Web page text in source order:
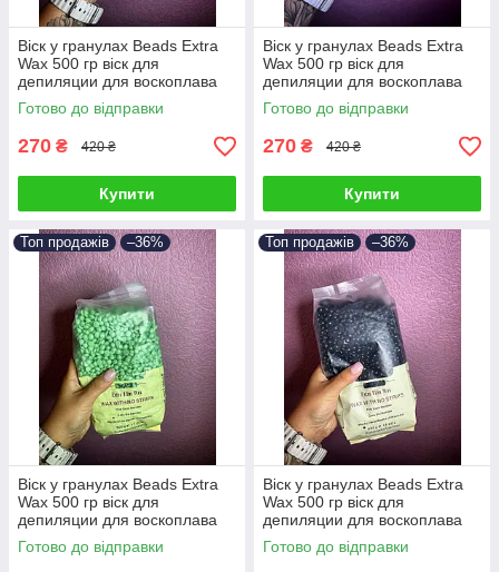
Віск у гранулах Beads Extra
Wax 500 гр віск для
депиляции для воскоплава
Готово до відправки
270 ₴ 420 ₴
Купити
Віск у гранулах Beads Extra
Wax 500 гр віск для
депиляции для воскоплава
Готово до відправки
270 ₴ 420 ₴
Купити
Топ продажів –36%
Віск у гранулах Beads Extra
Wax 500 гр віск для
депиляции для воскоплава
Готово до відправки
Топ продажів –36%
Віск у гранулах Beads Extra
Wax 500 гр віск для
депиляции для воскоплава
Готово до відправки